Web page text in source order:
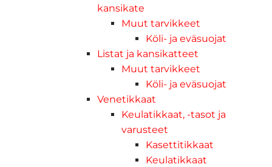
kansikate
Muut tarvikkeet
Köli- ja eväsuojat
Listat ja kansikatteet
Muut tarvikkeet
Köli- ja eväsuojat
Venetikkaat
Keulatikkaat, -tasot ja
varusteet
Kasettitikkaat
Keulatikkaat